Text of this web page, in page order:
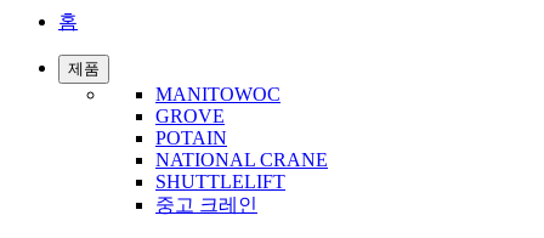
홈
제품
MANITOWOC
GROVE
POTAIN
NATIONAL CRANE
SHUTTLELIFT
중고 크레인